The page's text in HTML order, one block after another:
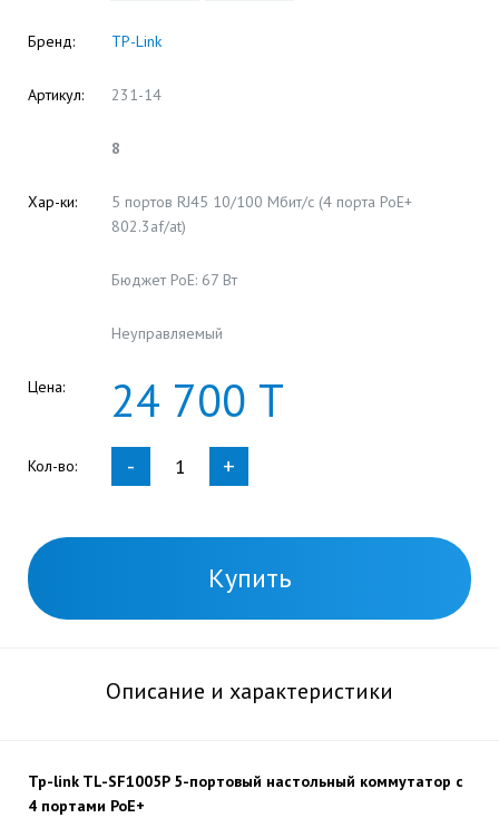
Бренд: TP-Link
Артикул: 231-14
8
Хар-ки:
5 портов RJ45 10/100 Мбит/с (4 порта PoE+
802.3af/at)
Бюджет PoE: 67 Вт
Неуправляемый
Цена: 24 700 Т
Кол-во: - +
Купить
Описание и характеристики
Tp-link TL-SF1005P 5-портовый настольный коммутатор с
4 портами PoE+